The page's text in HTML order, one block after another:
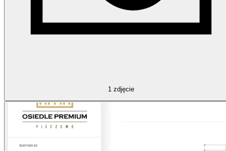
1 zdjęcie